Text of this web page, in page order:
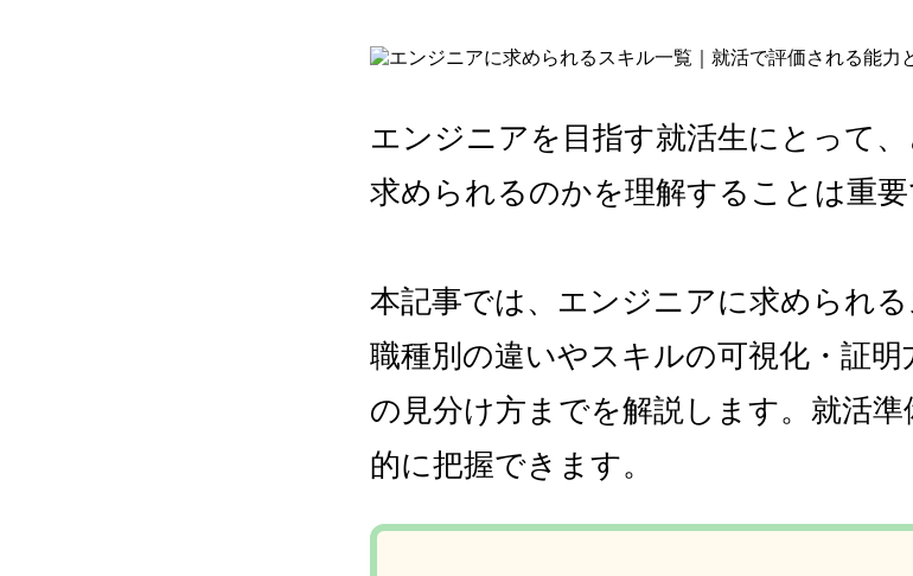
エンジニアを目指す就活生にとって
求められるのかを理解することは重要
本記事では、エンジニアに求められる
職種別の違いやスキルの可視化・証
の見分け方までを解説します。就活
的に把握できます。